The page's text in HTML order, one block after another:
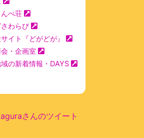
べ荘
わらび
イト『どがどが』
・企画室
の新着情報・DAYS
さんのツイート